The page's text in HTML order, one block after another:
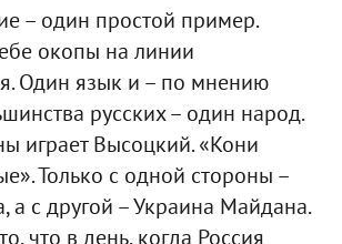
– один простой пример.
окопы на линии
Один язык и – по мнению
русских – один народ.
играет Высоцкий. «Кони
Только с одной стороны –
а с другой – Украина Майдана.
что в день, когда Россия